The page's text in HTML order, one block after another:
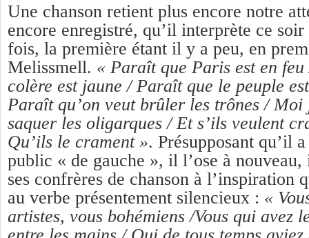
Une chanson retient plus encore notre
encore enregistré, qu’il interprète ce
fois, la première étant il y a peu, en
Melissmell. « Paraît que Paris est en
colère est jaune / Paraît que le peuple
Paraît qu’on veut brûler les trônes / Moi
saquer les oligarques / Et s’ils veulent
Qu’ils le crament ». Présupposant qu’il
public « de gauche », il l’ose à
ses confrères de chanson à l’inspiration
au verbe présentement silencieux : «
artistes, vous bohémiens /Vous qui avez